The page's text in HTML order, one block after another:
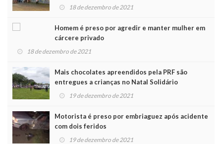
Noel
18 de dezembro de 2021
Homem é preso por agredir e manter mulher em
cárcere privado
18 de dezembro de 2021
Mais chocolates apreendidos pela PRF são
entregues a crianças no Natal Solidário
19 de dezembro de 2021
Motorista é preso por embriaguez após acidente
com dois feridos
19 de dezembro de 2021